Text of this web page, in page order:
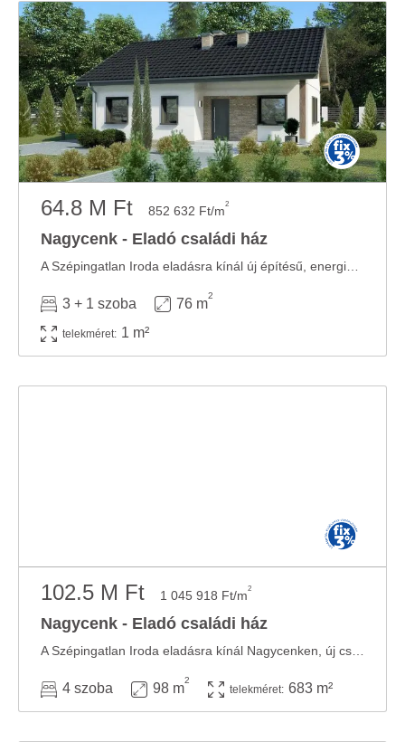
64.8 M Ft 852 632 Ft/m2
Nagycenk - Eladó családi ház
3 + 1 szoba 76 m
2
telekméret: 1 m²
102.5 M Ft 1 045 918 Ft/m2
Nagycenk - Eladó családi ház
4 szoba 98 m
2
telekméret: 683 m²